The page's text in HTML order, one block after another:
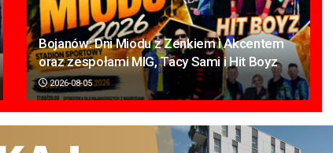
Bojanów: Dni Miodu z Zenkiem i Akcentem
oraz zespołami MIG, Tacy Sami i Hit Boyz
2026-08-05